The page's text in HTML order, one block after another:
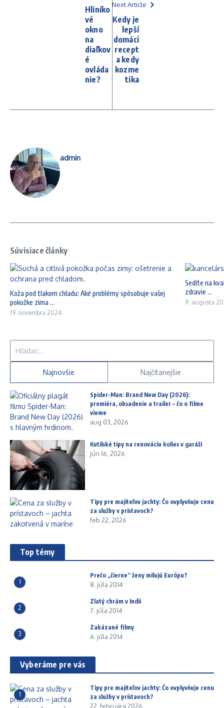
Hliníko
vé
okno
na
diaľkov
é
ovláda
nie?
Next Article
Kedy je
lepší
domáci
recept
a kedy
kozme
tika
admin
Súvisiace články
Koža pod tlakom chladu: Aké problémy spôsobuje vašej
pokožke zima ...
19. novembra 2024
Sedíte na
zdravie ...
9. augusta
Najnovšie Najčítanejšie
Spider-Man: Brand New Day (2026):
premiéra, obsadenie a trailer – čo o filme
vieme
aug 03, 2026
Kutilské tipy na renováciu kolies v garáži
jún 16, 2026
Tipy pre majiteľov jachty: Čo ovplyvňuje cenu
za služby v prístavoch?
feb 22, 2026
Top témy
1
Prečo „čierne“ ženy milujú Európu?
8. júla 2014
2
Zlatý chrám v Indii
7. júla 2014
3
Zakázané filmy
6. júla 2014
Vyberáme pre vás
1
Tipy pre majiteľov jachty: Čo ovplyvňuje cenu
za služby v prístavoch?
22. februára 2026